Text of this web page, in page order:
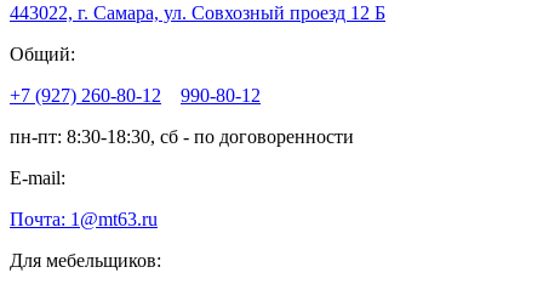
443022, г. Самара, ул. Совхозный проезд 12 Б
Общий:
+7 (927) 260-80-12
990-80-12
пн-пт: 8:30-18:30, сб - по договоренности
E-mail:
Почта: 1@mt63.ru
Для мебельщиков: